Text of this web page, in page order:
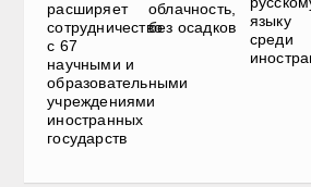
расширяет
сотрудничество
с 67
научными и
образовательными
учреждениями
иностранных
государств
облачность,
без осадков
языку
среди